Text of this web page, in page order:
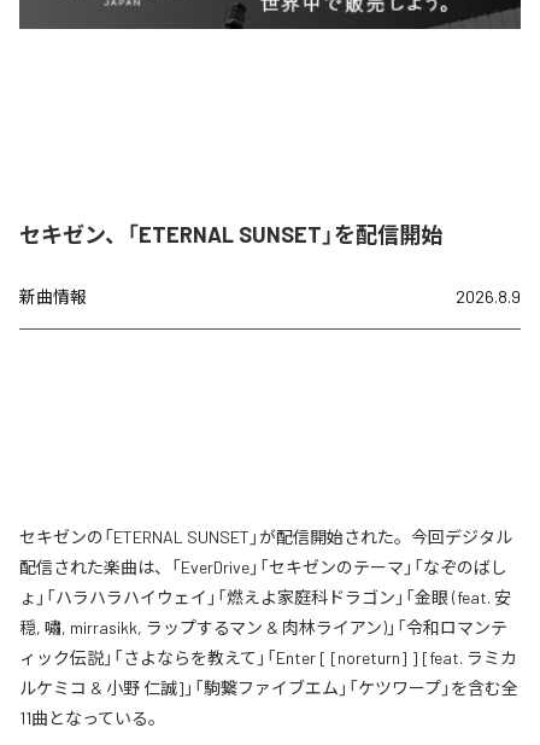
セキゼン、「ETERNAL SUNSET」を配信開始
新曲情報 2026.8.9
セキゼンの「ETERNAL SUNSET」が配信開始された。今回デジタル
配信された楽曲は、「EverDrive」「セキゼンのテーマ」「なぞのばし
ょ」「ハラハラハイウェイ」「燃えよ家庭科ドラゴン」「金眼 (feat. 安
穏, 嘯, mirrasikk, ラップするマン & 肉林ライアン)」「令和ロマンテ
ィック伝説」「さよならを教えて」「Enter [ [noreturn] ] [feat. ラミカ
ルケミコ & 小野 仁誠]」「駒繋ファイブエム」「ケツワープ」を含む全
11曲となっている。